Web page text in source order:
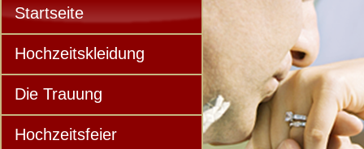
Startseite
Hochzeitskleidung
Die Trauung
Hochzeitsfeier